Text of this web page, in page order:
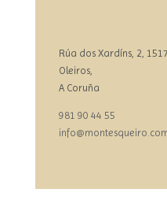
Rúa dos Xardíns, 2,
Oleiros,
A Coruña
981 90 44 55